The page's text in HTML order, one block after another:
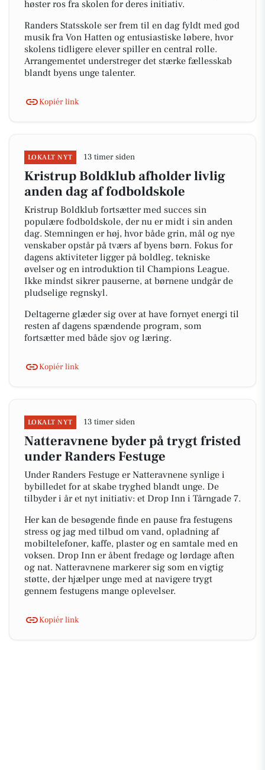
høster ros fra skolen for deres initiativ.
Randers Statsskole ser frem til en dag fyldt med god
musik fra Von Hatten og entusiastiske løbere, hvor
skolens tidligere elever spiller en central rolle.
Arrangementet understreger det stærke fællesskab
blandt byens unge talenter.
Kopiér link
LOKALT NYT 13 timer siden
Kristrup Boldklub afholder livlig
anden dag af fodboldskole
Kristrup Boldklub fortsætter med succes sin
populære fodboldskole, der nu er midt i sin anden
dag. Stemningen er høj, hvor både grin, mål og nye
venskaber opstår på tværs af byens børn. Fokus for
dagens aktiviteter ligger på boldleg, tekniske
øvelser og en introduktion til Champions League.
Ikke mindst sikrer pauserne, at børnene undgår de
pludselige regnskyl.
Deltagerne glæder sig over at have fornyet energi til
resten af dagens spændende program, som
fortsætter med både sjov og læring.
Kopiér link
LOKALT NYT 13 timer siden
Natteravnene byder på trygt fristed
under Randers Festuge
Under Randers Festuge er Natteravnene synlige i
bybilledet for at skabe tryghed blandt unge. De
tilbyder i år et nyt initiativ: et Drop Inn i Tårngade 7.
Her kan de besøgende finde en pause fra festugens
stress og jag med tilbud om vand, opladning af
mobiltelefoner, kaffe, plaster og en samtale med en
voksen. Drop Inn er åbent fredage og lørdage aften
og nat. Natteravnene markerer sig som en vigtig
støtte, der hjælper unge med at navigere trygt
gennem festugens mange oplevelser.
Kopiér link